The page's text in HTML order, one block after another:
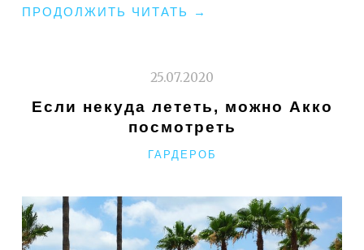
ПРОДОЛЖИТЬ ЧИТАТЬ
«ТАЙНАЯ
СЕКРЕТНОГО
→
25.07.2020
Если некуда лететь, можно Акко
посмотреть
РУБРИКИ
ГАРДЕРОБ